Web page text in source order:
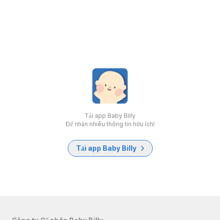
Tải app Baby Billy
Để nhận nhiều thông tin hữu ích!
Tải app Baby Billy